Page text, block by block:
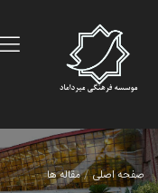
صفحه اصلی مقاله ها